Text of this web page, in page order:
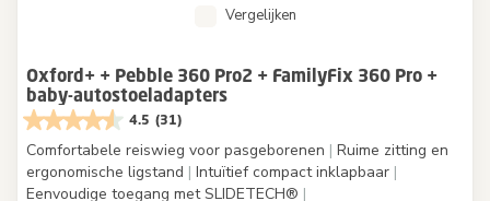
Vergelijken
Oxford+ + Pebble 360 Pro2 + FamilyFix 360 Pro +
baby-autostoeladapters
4.5 (31)
Comfortabele reiswieg voor pasgeborenen | Ruime zitting en
ergonomische ligstand | Intuïtief compact inklapbaar |
Eenvoudige toegang met SLIDETECH® |